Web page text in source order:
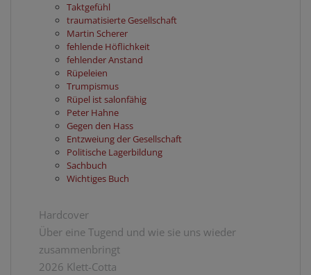
Taktgefühl
traumatisierte Gesellschaft
Martin Scherer
fehlende Höflichkeit
fehlender Anstand
Rüpeleien
Trumpismus
Rüpel ist salonfähig
Peter Hahne
Gegen den Hass
Entzweiung der Gesellschaft
Politische Lagerbildung
Sachbuch
Wichtiges Buch
Hardcover
Über eine Tugend und wie sie uns wieder
zusammenbringt
2026 Klett-Cotta